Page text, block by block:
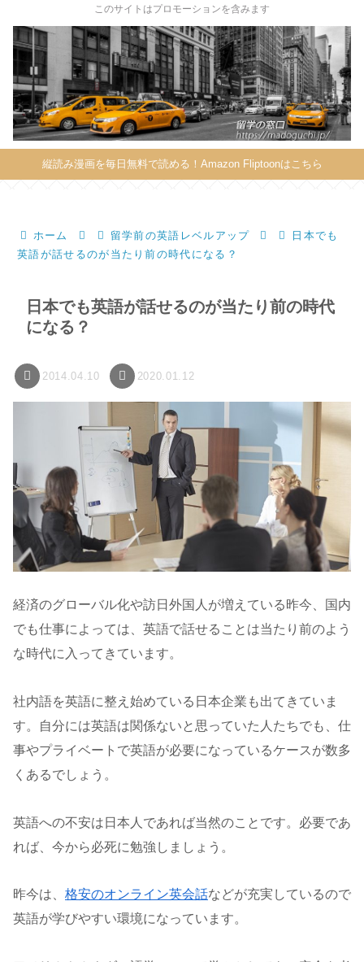
このサイトはプロモーションを含みます
縦読み漫画を毎日無料で読める！Amazon Fliptoonはこちら
ホーム 留学前の英語レベルアップ
日本でも
英語が話せるのが当たり前の時代になる？
日本でも英語が話せるのが当たり前の時代
になる？
2014.04.10 2020.01.12
経済のグローバル化や訪日外国人が増えている昨今、国内
でも仕事によっては、英語で話せることは当たり前のよう
な時代に入ってきています。
社内語を英語に整え始めている日本企業も出てきていま
す。自分には英語は関係ないと思っていた人たちでも、仕
事やプライベートで英語が必要になっているケースが数多
くあるでしょう。
英語への不安は日本人であれば当然のことです。必要であ
れば、今から必死に勉強しましょう。
昨今は、 格安のオンライン英会話などが充実しているので
英語が学びやすい環境になっています。